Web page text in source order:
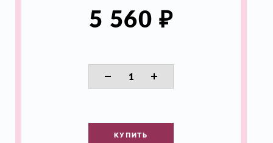
5 560 ₽
КУПИТЬ